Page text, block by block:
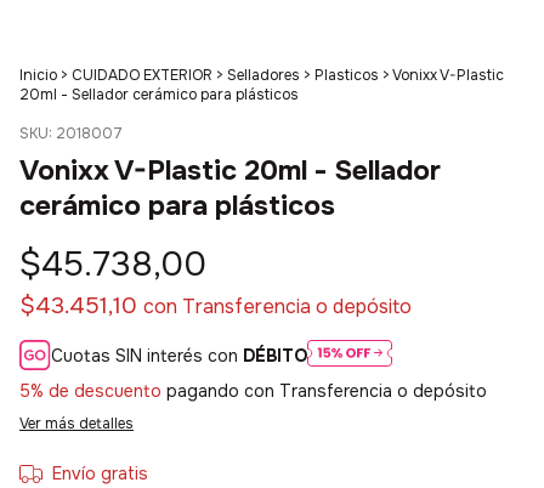
Inicio > CUIDADO EXTERIOR > Selladores > Plasticos >Vonixx V-Plastic
20ml - Sellador cerámico para plásticos
SKU: 2018007
Vonixx V-Plastic 20ml - Sellador
cerámico para plásticos
$45.738,00
$43.451,10 con Transferencia o depósito
Cuotas SIN interés con DÉBITO
5% de descuento pagando con Transferencia o depósito
Ver más detalles
Envío gratis